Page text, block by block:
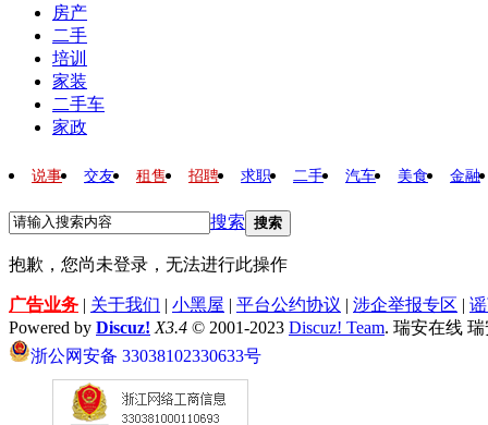
房产
二手
培训
家装
二手车
家政
说事 交友 租售 招聘 求职 二手 汽车 美食 金融
搜索 搜索
抱歉，您尚未登录，无法进行此操作
广告业务 | 关于我们 | 小黑屋 | 平台公约协议 | 涉企举报专区 |
Powered by Discuz! X3.4 © 2001-2023 Discuz! Team. 瑞安在线
浙公网安备 33038102330633号